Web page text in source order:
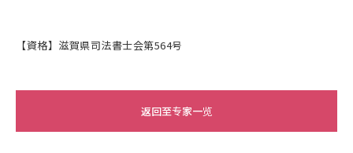
【資格】滋賀県司法書士会第564号
返回至专家一览